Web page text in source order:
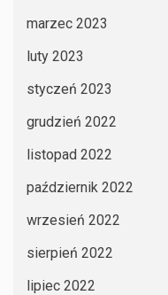
marzec 2023
luty 2023
styczeń 2023
grudzień 2022
listopad 2022
październik 2022
wrzesień 2022
sierpień 2022
lipiec 2022